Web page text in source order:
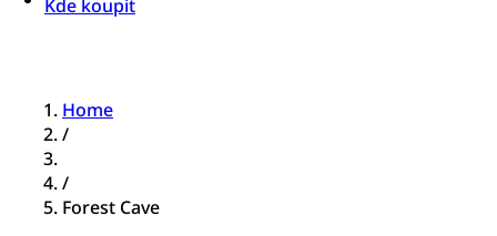
Kde koupit
Home
/
/
Forest Cave